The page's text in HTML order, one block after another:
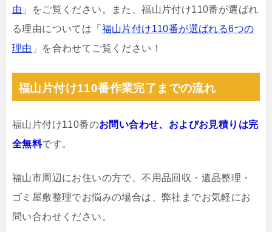
由 」をご覧ください。また、福山片付け110番が選ばれ
る理由については「 福山片付け110番が選ばれる6つの
理由 」を合わせてご覧ください！
福山片付け110番作業完了までの流れ
福山片付け110番のお問い合わせ、およびお見積りは完
全無料です。
福山市周辺にお住いの方で、不用品回収・遺品整理・
ゴミ屋敷整理でお悩みの場合は、弊社までお気軽にお
問い合わせください。